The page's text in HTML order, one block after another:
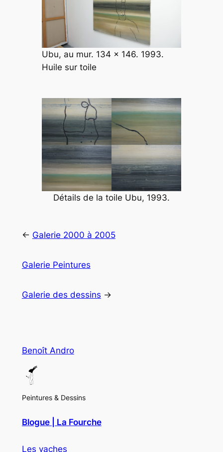
Ubu, au mur. 134 x 146. 1993.
Huile sur toile
Détails de la toile Ubu, 1993.
← Galerie 2000 à 2005
Galerie Peintures
Galerie des dessins →
Benoît Andro
Peintures & Dessins
Blogue | La Fourche
Les vaches